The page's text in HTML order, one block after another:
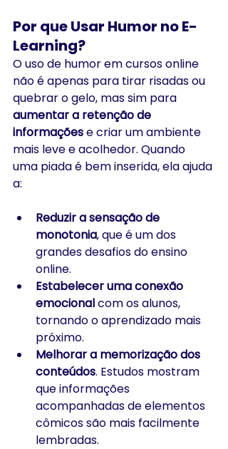
Por que Usar Humor no E-
Learning?
O uso de humor em cursos online
não é apenas para tirar risadas ou
quebrar o gelo, mas sim para
aumentar a retenção de
informações e criar um ambiente
mais leve e acolhedor. Quando
uma piada é bem inserida, ela ajuda
a:
Reduzir a sensação de
monotonia, que é um dos
grandes desafios do ensino
online.
Estabelecer uma conexão
emocional com os alunos,
tornando o aprendizado mais
próximo.
Melhorar a memorização dos
conteúdos. Estudos mostram
que informações
acompanhadas de elementos
cômicos são mais facilmente
lembradas.